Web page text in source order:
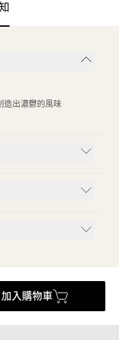
造出濃鬱的風味
加入購物車